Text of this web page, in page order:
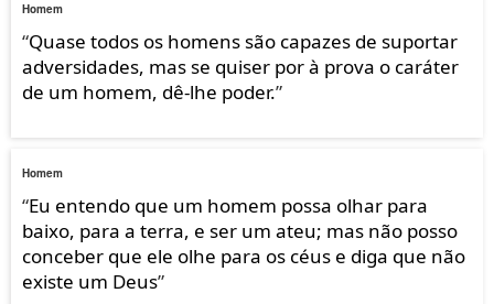
Homem
“Quase todos os homens são capazes de suportar
adversidades, mas se quiser por à prova o caráter
de um homem, dê-lhe poder.”
Homem
“Eu entendo que um homem possa olhar para
baixo, para a terra, e ser um ateu; mas não posso
conceber que ele olhe para os céus e diga que não
existe um Deus”